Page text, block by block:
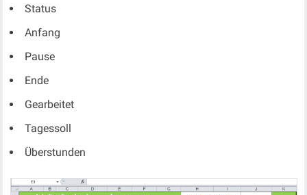
Status
Anfang
Pause
Ende
Gearbeitet
Tagessoll
Überstunden